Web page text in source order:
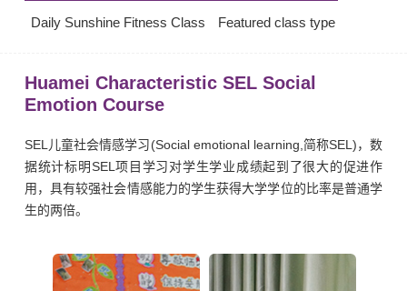
Daily Sunshine Fitness Class Featured class type
Huamei Characteristic SEL Social
Emotion Course
SEL儿童社会情感学习(Social emotional learning,简称SEL)，数
据统计标明SEL项目学习对学生学业成绩起到了很大的促进作
用，具有较强社会情感能力的学生获得大学学位的比率是普通学
生的两倍。